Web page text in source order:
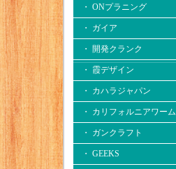
・ ONプラニング
・ ガイア
・ 開発クランク
・ 霞デザイン
・ カハラジャパン
・ カリフォルニアワーム
・ ガンクラフト
・ GEEKS